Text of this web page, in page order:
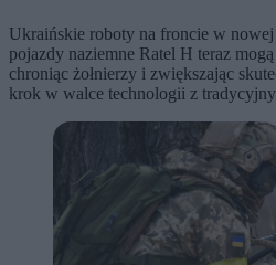
Ukraińskie roboty na froncie w nowej
pojazdy naziemne Ratel H teraz
chroniąc żołnierzy i zwiększając
krok w walce technologii z